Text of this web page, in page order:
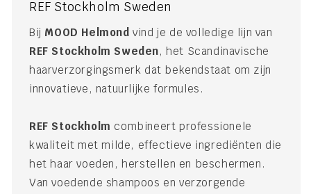
REF Stockholm Sweden
Bij MOOD Helmond vind je de volledige lijn van
REF Stockholm Sweden, het Scandinavische
haarverzorgingsmerk dat bekendstaat om zijn
innovatieve, natuurlijke formules.
REF Stockholm combineert professionele
kwaliteit met milde, effectieve ingrediënten die
het haar voeden, herstellen en beschermen.
Van voedende shampoos en verzorgende